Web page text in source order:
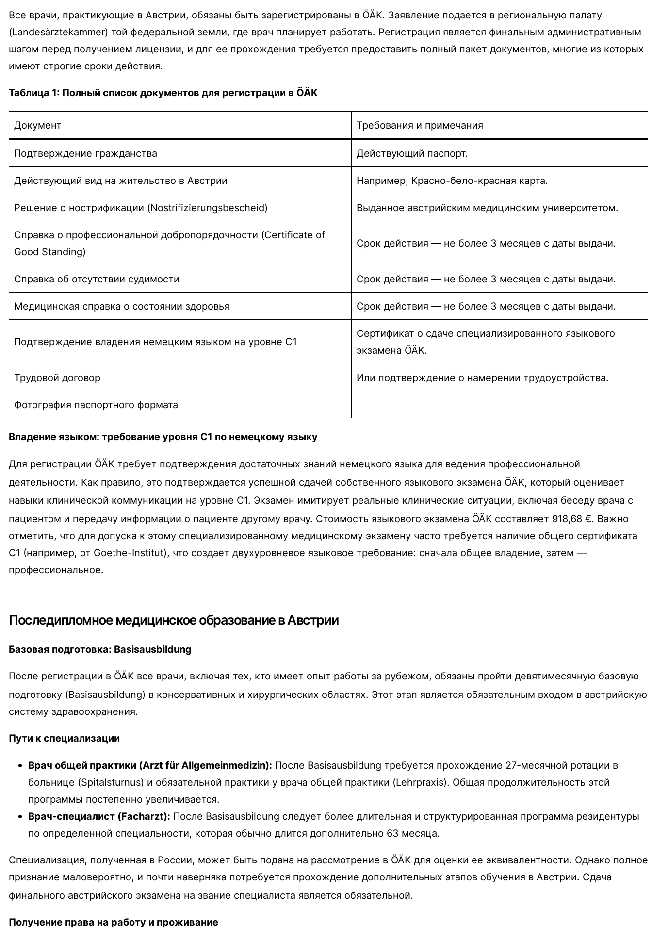
Все врачи, практикующие в Австрии, обязаны быть зарегистрированы в ÖÄK. Заявление подается в региональную палату
(Landesärztekammer) той федеральной земли, где врач планирует работать. Регистрация является финальным административным
шагом перед получением лицензии, и для ее прохождения требуется предоставить полный пакет документов, многие из которых
имеют строгие сроки действия.
Таблица 1: Полный список документов для регистрации в ÖÄK
Документ Требования и примечания
Подтверждение гражданства Действующий паспорт.
Действующий вид на жительство в Австрии Например, Красно-бело-красная карта.
Решение о нострификации (Nostrifizierungsbescheid) Выданное австрийским медицинским университетом.
Справка о профессиональной добропорядочности (Certificate of
Good Standing)
Срок действия — не более 3 месяцев с даты выдачи.
Справка об отсутствии судимости Срок действия — не более 3 месяцев с даты выдачи.
Медицинская справка о состоянии здоровья Срок действия — не более 3 месяцев с даты выдачи.
Подтверждение владения немецким языком на уровне C1
Сертификат о сдаче специализированного языкового
экзамена ÖÄK.
Трудовой договор Или подтверждение о намерении трудоустройства.
Фотография паспортного формата
Владение языком: требование уровня C1 по немецкому языку
Для регистрации ÖÄK требует подтверждения достаточных знаний немецкого языка для ведения профессиональной
деятельности. Как правило, это подтверждается успешной сдачей собственного языкового экзамена ÖÄK, который оценивает
навыки клинической коммуникации на уровне C1. Экзамен имитирует реальные клинические ситуации, включая беседу врача с
пациентом и передачу информации о пациенте другому врачу. Стоимость языкового экзамена ÖÄK составляет 918,68 €. Важно
отметить, что для допуска к этому специализированному медицинскому экзамену часто требуется наличие общего сертификата
C1 (например, от Goethe-Institut), что создает двухуровневое языковое требование: сначала общее владение, затем —
профессиональное.
Последипломное медицинское образование в Австрии
Базовая подготовка: Basisausbildung
После регистрации в ÖÄK все врачи, включая тех, кто имеет опыт работы за рубежом, обязаны пройти девятимесячную базовую
подготовку (Basisausbildung) в консервативных и хирургических областях. Этот этап является обязательным входом в австрийскую
систему здравоохранения.
Пути к специализации
Врач общей практики (Arzt für Allgemeinmedizin): После Basisausbildung требуется прохождение 27-месячной ротации в
больнице (Spitalsturnus) и обязательной практики у врача общей практики (Lehrpraxis). Общая продолжительность этой
программы постепенно увеличивается.
Врач-специалист (Facharzt): После Basisausbildung следует более длительная и структурированная программа резидентуры
по определенной специальности, которая обычно длится дополнительно 63 месяца.
Специализация, полученная в России, может быть подана на рассмотрение в ÖÄK для оценки ее эквивалентности. Однако полное
признание маловероятно, и почти наверняка потребуется прохождение дополнительных этапов обучения в Австрии. Сдача
финального австрийского экзамена на звание специалиста является обязательной.
Получение права на работу и проживание